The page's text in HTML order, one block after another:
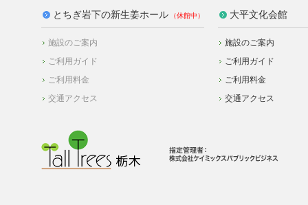
とちぎ岩下の新生姜ホール
施設のご案内
ご利用ガイド
ご利用料金
交通アクセス
大平文化会館
施設のご案内
ご利用ガイド
ご利用料金
交通アクセス